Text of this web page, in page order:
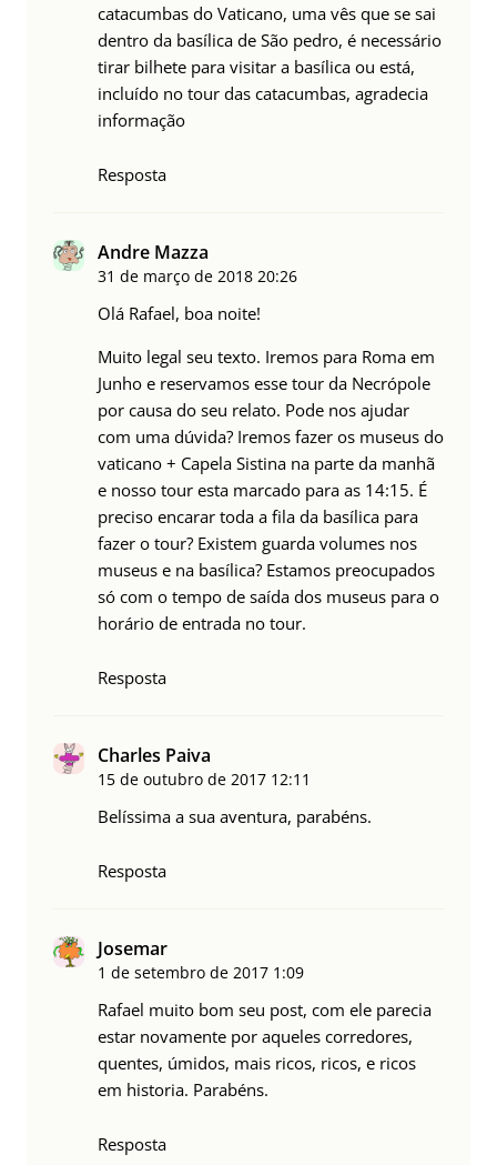
catacumbas do Vaticano, uma vês que se sai
dentro da basílica de São pedro, é necessário
tirar bilhete para visitar a basílica ou está,
incluído no tour das catacumbas, agradecia
informação
Resposta
Andre Mazza
31 de março de 2018 20:26
Olá Rafael, boa noite!
Muito legal seu texto. Iremos para Roma em
Junho e reservamos esse tour da Necrópole
por causa do seu relato. Pode nos ajudar
com uma dúvida? Iremos fazer os museus do
vaticano + Capela Sistina na parte da manhã
e nosso tour esta marcado para as 14:15. É
preciso encarar toda a fila da basílica para
fazer o tour? Existem guarda volumes nos
museus e na basílica? Estamos preocupados
só com o tempo de saída dos museus para o
horário de entrada no tour.
Resposta
Charles Paiva
15 de outubro de 2017 12:11
Belíssima a sua aventura, parabéns.
Resposta
Josemar
1 de setembro de 2017 1:09
Rafael muito bom seu post, com ele parecia
estar novamente por aqueles corredores,
quentes, úmidos, mais ricos, ricos, e ricos
em historia. Parabéns.
Resposta